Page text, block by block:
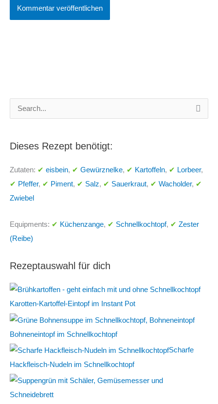
u
h
Dieses Rezept benötigt:
Zutaten: ✔ eisbein, ✔ Gewürznelke, ✔ Kartoffeln, ✔ Lorbeer,
✔ Pfeffer, ✔ Piment, ✔ Salz, ✔ Sauerkraut, ✔ Wacholder, ✔
Zwiebel
Equipments: ✔ Küchenzange, ✔ Schnellkochtopf, ✔ Zester
(Reibe)
Rezeptauswahl für dich
Karotten-Kartoffel-Eintopf im Instant Pot
Bohneneintopf im Schnellkochtopf
Scharfe
Hackfleisch-Nudeln im Schnellkochtopf